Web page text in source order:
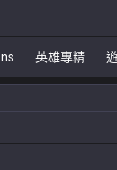
英雄專精